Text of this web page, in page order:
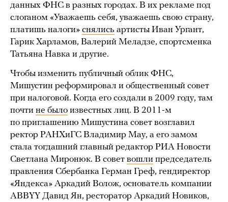
данных ФНС в разных городах. В их рекламе под
слоганом «Уважаешь себя, уважаешь свою страну,
платишь налоги» снялись артисты Иван Ургант,
Гарик Харламов, Валерий Меладзе, спортсменка
Татьяна Навка и другие.
Чтобы изменить публичный облик ФНС,
Мишустин реформировал и общественный совет
при налоговой. Когда его создали в 2009 году, там
почти не было известных лиц. В 2011-м
по приглашению Мишустина совет возглавил
ректор РАНХиГС Владимир Мау, а его замом
стала тогдашний главный редактор РИА Новости
Светлана Миронюк. В совет вошли председатель
правления Сбербанка Герман Греф, гендиректор
«Яндекса» Аркадий Волож, основатель компании
ABBYY Давид Ян, ресторатор Аркадий Новиков,